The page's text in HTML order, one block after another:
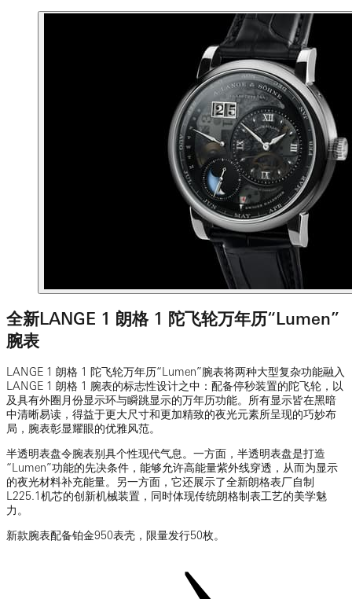
全新LANGE 1 朗格 1 陀飞轮万年历“Lumen”
腕表
LANGE 1 朗格 1 陀飞轮万年历“Lumen”腕表将两种大型复杂功能融入
LANGE 1 朗格 1 腕表的标志性设计之中：配备停秒装置的陀飞轮，以
及具有外圈月份显示环与瞬跳显示的万年历功能。所有显示皆在黑暗
中清晰易读，得益于更大尺寸和更加精致的夜光元素所呈现的巧妙布
局，腕表彰显耀眼的优雅风范。
半透明表盘令腕表别具个性现代气息。一方面，半透明表盘是打造
“Lumen”功能的先决条件，能够允许高能量紫外线穿透，从而为显示
的夜光材料补充能量。另一方面，它还展示了全新朗格表厂自制
L225.1机芯的创新机械装置，同时体现传统朗格制表工艺的美学魅
力。
新款腕表配备铂金950表壳，限量发行50枚。